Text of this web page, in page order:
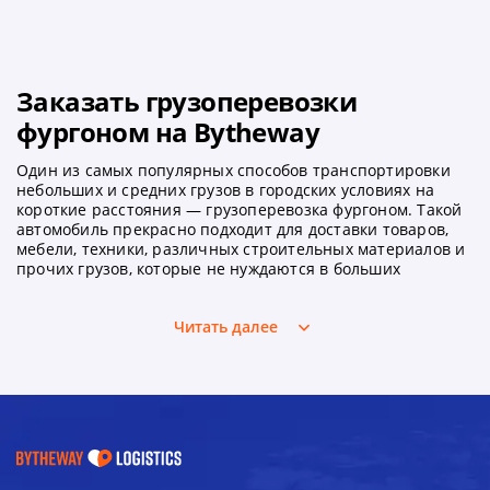
Заказать грузоперевозки
фургоном на Bytheway
Один из самых популярных способов транспортировки
небольших и средних грузов в городских условиях на
короткие расстояния — грузоперевозка фургоном. Такой
автомобиль прекрасно подходит для доставки товаров,
мебели, техники, различных строительных материалов и
прочих грузов, которые не нуждаются в больших
Преимущества грузоперевозок
Почему стоит выбрать именно грузоперевозку фургоном?
Экономичность. Использование такого транспорта
Читать далее